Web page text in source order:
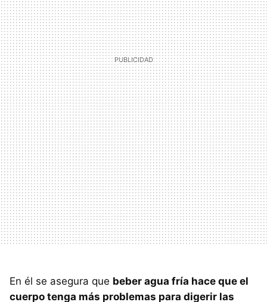
En él se asegura que beber agua fría hace que el
cuerpo tenga más problemas para digerir las